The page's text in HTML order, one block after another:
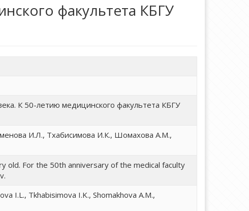
факультета КБГУ
К 50-летию медицинского факультета КБГУ
И.Л., Тхабисимова И.К., Шомахова А.М.,
old. For the 50th anniversary of the medical faculty
I.L., Tkhabisimova I.K., Shomakhova A.M.,